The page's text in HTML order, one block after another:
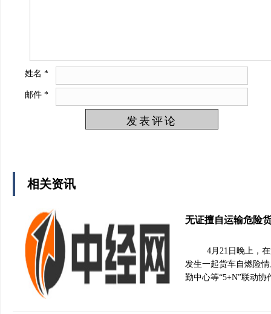
姓名 *
邮件 *
相关资讯
无证擅自运输危险
4月21日晚上，
发生一起货车自燃险
勤中心等“5+N”联动